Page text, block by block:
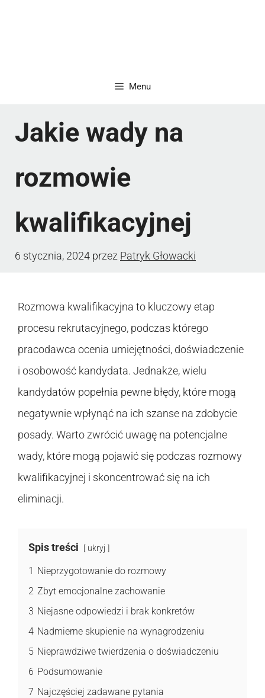
Menu
Jakie wady na
rozmowie
kwalifikacyjnej
6 stycznia, 2024 przez Patryk Głowacki
Rozmowa kwalifikacyjna to kluczowy etap
procesu rekrutacyjnego, podczas którego
pracodawca ocenia umiejętności, doświadczenie
i osobowość kandydata. Jednakże, wielu
kandydatów popełnia pewne błędy, które mogą
negatywnie wpłynąć na ich szanse na zdobycie
posady. Warto zwrócić uwagę na potencjalne
wady, które mogą pojawić się podczas rozmowy
kwalifikacyjnej i skoncentrować się na ich
eliminacji.
Spis treści ukryj
1 Nieprzygotowanie do rozmowy
2 Zbyt emocjonalne zachowanie
3 Niejasne odpowiedzi i brak konkretów
4 Nadmierne skupienie na wynagrodzeniu
5 Nieprawdziwe twierdzenia o doświadczeniu
6 Podsumowanie
7 Najczęściej zadawane pytania